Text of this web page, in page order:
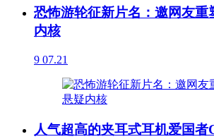
恐怖游轮征新片名：邀网友重
内核
9 07.21
人气超高的夹耳式耳机爱国者